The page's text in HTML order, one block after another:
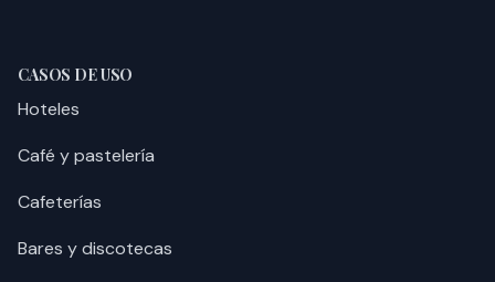
CASOS DE USO
Hoteles
Café y pastelería
Cafeterías
Bares y discotecas